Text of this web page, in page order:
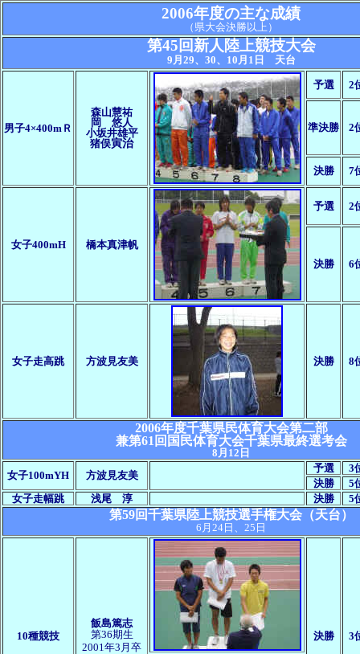
2006年度の主な成績
（県大会決勝以上）
第45回新人陸上競技大会
9月29、30、10月1日 天台
男子4×400mＲ
森山慧祐
岡 悠人
小坂井雄平
猪俣寅治
予選 2
準決勝 2
決勝 7
女子400mH 橋本真津帆
予選 2
決勝 6
女子走高跳 方波見友美 決勝 8
2006年度千葉県民体育大会第二部
兼第61回国民体育大会千葉県最終選考会
8月12日
女子100mYH
方波見友美
予選
3
決勝
5
女子走幅跳
浅尾 淳 決勝 5
第59回千葉県陸上競技選手権大会（天台）
6月24日、25日
10種競技
飯島篤志
第36期生
2001年3月卒
決勝 3